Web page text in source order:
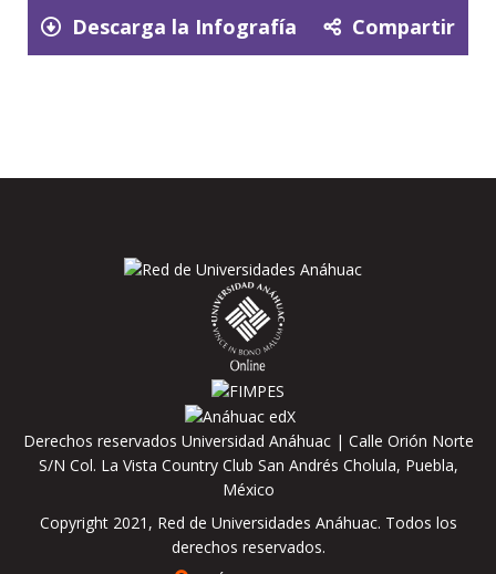
Descarga la Infografía Compartir
Derechos reservados Universidad Anáhuac | Calle Orión Norte
S/N Col. La Vista Country Club San Andrés Cholula, Puebla,
México
Copyright 2021, Red de Universidades Anáhuac. Todos los
derechos reservados.